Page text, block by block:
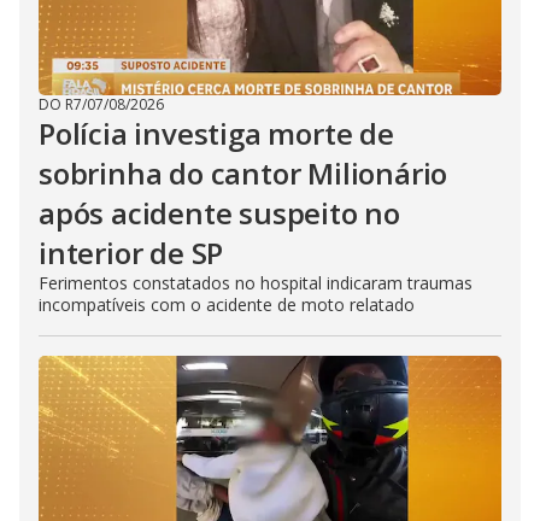
DO R7/07/08/2026
Polícia investiga morte de
sobrinha do cantor Milionário
após acidente suspeito no
interior de SP
Ferimentos constatados no hospital indicaram traumas
incompatíveis com o acidente de moto relatado